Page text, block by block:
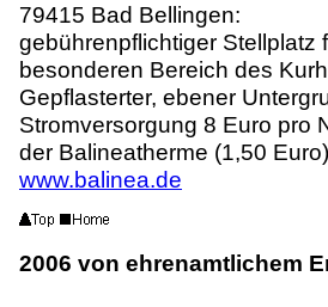
79415 Bad Bellingen:
gebührenpflichtiger Stellplatz
besonderen Bereich des
Gepflasterter, ebener
Stromversorgung 8 Euro pro
der Balineatherme (1,50
www.balinea.de
2006 von ehrenamtlichem